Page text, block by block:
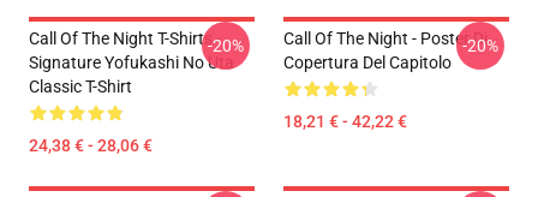
Call Of The Night T-Shirts -
Signature Yofukashi No Uta
Classic T-Shirt
24,38 € - 28,06 €
-20%
Call Of The Night - Poster Di
Copertura Del Capitolo
18,21 € - 42,22 €
-20%